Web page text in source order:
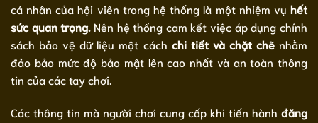
cá nhân của hội viên trong hệ thống là một nhiệm vụ hết
sức quan trọng. Nên hệ thống cam kết việc áp dụng chính
sách bảo vệ dữ liệu một cách chi tiết và chặt chẽnhằm
đảo bảo mức độ bảo mật lên cao nhất và an toàn thông
tin của các tay chơi.
Các thông tin mà người chơi cung cấp khi tiến hành đăng